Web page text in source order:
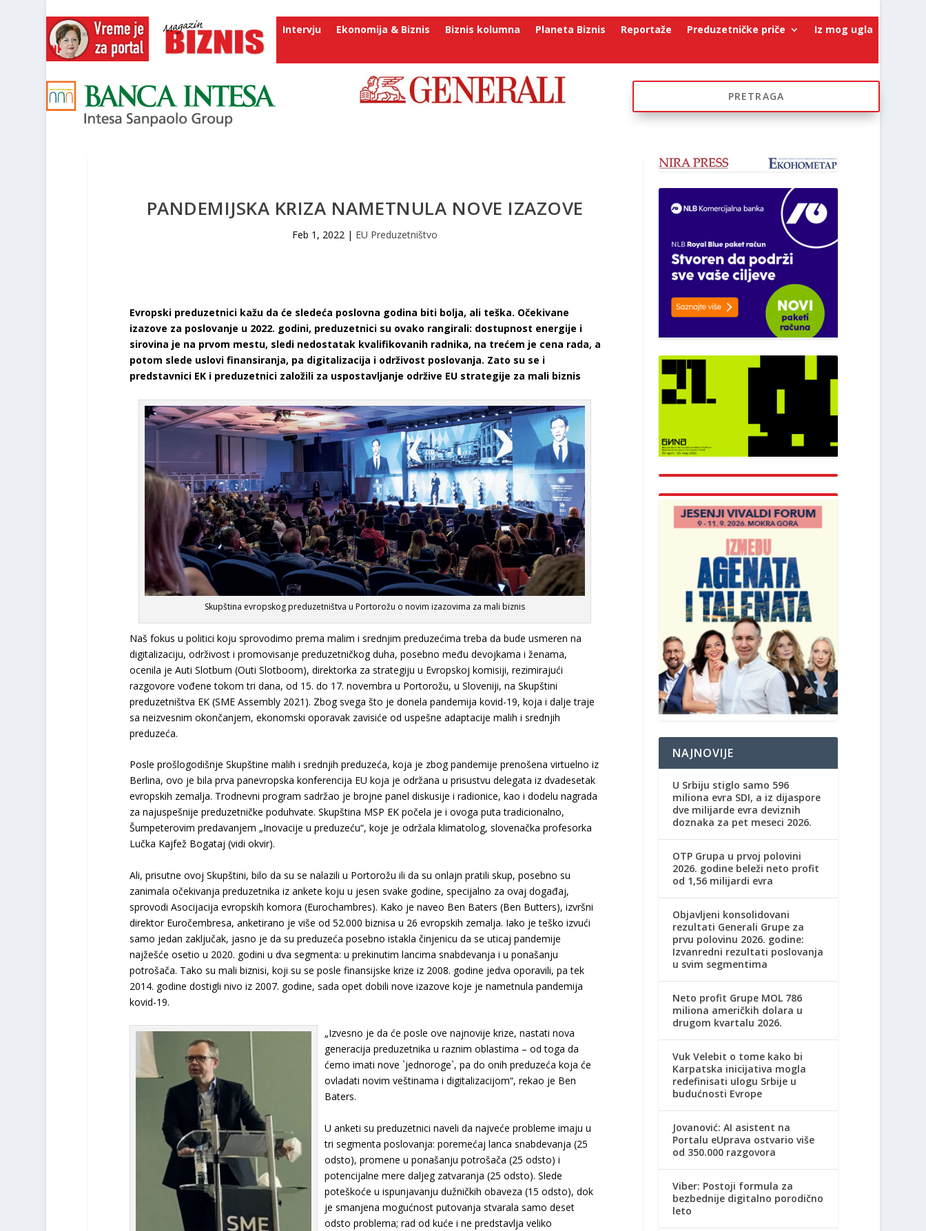
Intervju Ekonomija & Biznis Biznis kolumna Planeta Biznis Reportaže Preduzetničke priče Iz mog ugla
PANDEMIJSKA KRIZA NAMETNULA NOVE IZAZOVE
Feb 1, 2022 | EU Preduzetništvo
Evropski preduzetnici kažu da će sledeća poslovna godina biti bolja, ali teška. Očekivane
izazove za poslovanje u 2022. godini, preduzetnici su ovako rangirali: dostupnost energije i
sirovina je na prvom mestu, sledi nedostatak kvalifikovanih radnika, na trećem je cena rada, a
potom slede uslovi finansiranja, pa digitalizacija i održivost poslovanja. Zato su se i
predstavnici EK i preduzetnici založili za uspostavljanje održive EU strategije za mali biznis
Skupština evropskog preduzetništva u Portorožu o novim izazovima za mali biznis
Naš fokus u politici koju sprovodimo prema malim i srednjim preduzećima treba da bude usmeren na
digitalizaciju, održivost i promovisanje preduzetničkog duha, posebno među devojkama i ženama,
ocenila je Auti Slotbum (Outi Slotboom), direktorka za strategiju u Evropskoj komisiji, rezimirajući
razgovore vođene tokom tri dana, od 15. do 17. novembra u Portorožu, u Sloveniji, na Skupštini
preduzetništva EK (SME Assembly 2021). Zbog svega što je donela pandemija kovid-19, koja i dalje traje
sa neizvesnim okončanjem, ekonomski oporavak zavisiće od uspešne adaptacije malih i srednjih
preduzeća.
Posle prošlogodišnje Skupštine malih i srednjih preduzeća, koja je zbog pandemije prenošena virtuelno iz
Berlina, ovo je bila prva panevropska konferencija EU koja je održana u prisustvu delegata iz dvadesetak
evropskih zemalja. Trodnevni program sadržao je brojne panel diskusije i radionice, kao i dodelu nagrada
za najuspešnije preduzetničke poduhvate. Skupština MSP EK počela je i ovoga puta tradicionalno,
Šumpeterovim predavanjem „Inovacije u preduzeću“, koje je održala klimatolog, slovenačka profesorka
Lučka Kajfež Bogataj (vidi okvir).
Ali, prisutne ovoj Skupštini, bilo da su se nalazili u Portorožu ili da su onlajn pratili skup, posebno su
zanimala očekivanja preduzetnika iz ankete koju u jesen svake godine, specijalno za ovaj događaj,
sprovodi Asocijacija evropskih komora (Eurochambres). Kako je naveo Ben Baters (Ben Butters), izvršni
direktor Euročembresa, anketirano je više od 52.000 biznisa u 26 evropskih zemalja. Iako je teško izvući
samo jedan zaključak, jasno je da su preduzeća posebno istakla činjenicu da se uticaj pandemije
najžešće osetio u 2020. godini u dva segmenta: u prekinutim lancima snabdevanja i u ponašanju
potrošača. Tako su mali biznisi, koji su se posle finansijske krize iz 2008. godine jedva oporavili, pa tek
2014. godine dostigli nivo iz 2007. godine, sada opet dobili nove izazove koje je nametnula pandemija
kovid-19.
„Izvesno je da će posle ove najnovije krize, nastati nova
generacija preduzetnika u raznim oblastima – od toga da
ćemo imati nove `jednoroge`, pa do onih preduzeća koja će
ovladati novim veštinama i digitalizacijom“, rekao je Ben
Baters.
U anketi su preduzetnici naveli da najveće probleme imaju u
tri segmenta poslovanja: poremećaj lanca snabdevanja (25
odsto), promene u ponašanju potrošača (25 odsto) i
potencijalne mere daljeg zatvaranja (25 odsto). Slede
poteškoće u ispunjavanju dužničkih obaveza (15 odsto), dok
je smanjena mogućnost putovanja stvarala samo deset
odsto problema; rad od kuće i ne predstavlja veliko
NAJNOVIJE
U Srbiju stiglo samo 596
miliona evra SDI, a iz dijaspore
dve milijarde evra deviznih
doznaka za pet meseci 2026.
OTP Grupa u prvoj polovini
2026. godine beleži neto profit
od 1,56 milijardi evra
Objavljeni konsolidovani
rezultati Generali Grupe za
prvu polovinu 2026. godine:
Izvanredni rezultati poslovanja
u svim segmentima
Neto profit Grupe MOL 786
miliona američkih dolara u
drugom kvartalu 2026.
Vuk Velebit o tome kako bi
Karpatska inicijativa mogla
redefinisati ulogu Srbije u
budućnosti Evrope
Jovanović: AI asistent na
Portalu eUprava ostvario više
od 350.000 razgovora
Viber: Postoji formula za
bezbednije digitalno porodično
leto